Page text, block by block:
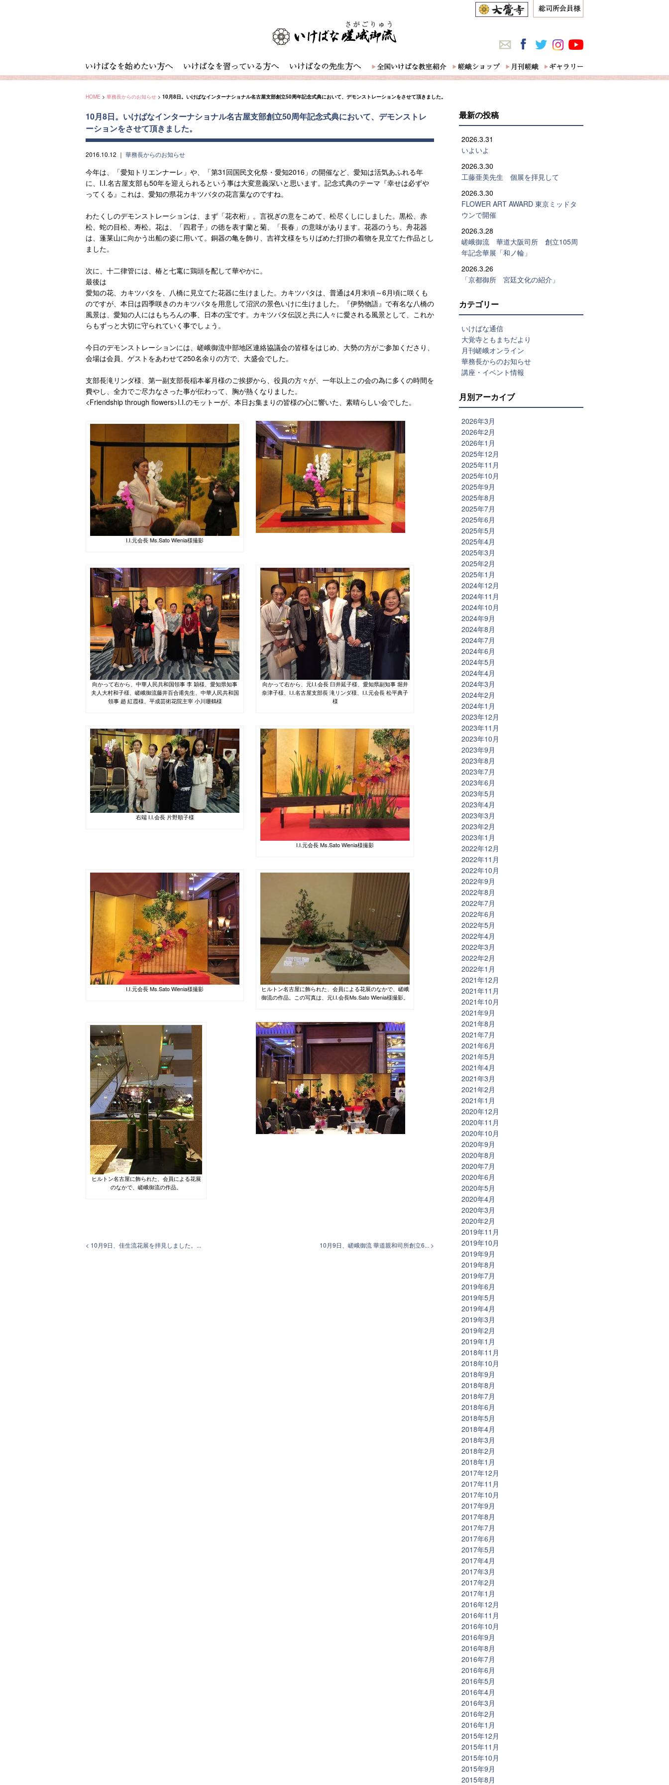
HOME > 華務長からのお知らせ > 10月8日。いけばなインターナショナル名古屋支部創立50周年記念式典において、デモンストレーションをさせて頂きました。
10月8日。いけばなインターナショナル名古屋支部創立50周年記念式典において、デモンストレ
ーションをさせて頂きました。
2016.10.12 ｜ 華務長からのお知らせ
今年は、「愛知トリエンナーレ」や、「第31回国民文化祭・愛知2016」の開催など、愛知は活気あふれる年
に、I.I.名古屋支部も50年を迎えられるという事は大変意義深いと思います。記念式典のテーマ『幸せは必ずや
ってくる』これは、愛知の県花カキツバタの花言葉なのですね。
わたくしのデモンストレーションは、まず「花衣桁」。言祝ぎの意をこめて、松尽くしにしました。黒松、赤
松、蛇の目松、寿松。花は、「四君子」の徳を表す蘭と菊、「長春」の意味があります。花器のうち、舟花器
は、蓬莱山に向かう出船の姿に用いて。銅器の亀を飾り、吉祥文様をちりばめた打掛の着物を見立てた作品とし
ました。
次に、十二律管には、椿と七竃に鶏頭を配して華やかに。
最後は
愛知の花、カキツバタを、八橋に見立てた花器に生けました。カキツバタは、普通は4月末頃～6月頃に咲くも
のですが、本日は四季咲きのカキツバタを用意して沼沢の景色いけに生けました。『伊勢物語』で有名な八橋の
風景は、愛知の人にはもちろんの事、日本の宝です。カキツバタ伝説と共に人々に愛される風景として、これか
らもずっと大切に守られていく事でしょう。
今日のデモンストレーションには、嵯峨御流中部地区連絡協議会の皆様をはじめ、大勢の方がご参加くださり、
会場は会員、ゲストをあわせて250名余りの方で、大盛会でした。
支部長滝リンダ様、第一副支部長稲本峯月様のご挨拶から、役員の方々が、一年以上この会の為に多くの時間を
費やし、全力でご尽力なさった事が伝わって、胸が熱くなりました。
<Friendship through flowers>I.I.のモットーが、本日お集まりの皆様の心に響いた、素晴らしい会でした。
I.I.元会長 Ms.Sato Wienia様撮影
向かって右から、中華人民共和国領事 李 穎様、愛知県知事
夫人大村和子様、嵯峨御流藤井百合甫先生、中華人民共和国
領事 趙 紅霞様、平成芸術花院主宰 小川珊鶴様
向かって右から、元I.I.会長 臼井延子様、愛知県副知事 堀井
奈津子様、I.I.名古屋支部長 滝リンダ様、I.I.元会長 松平典子
様
右端 I.I.会長 片野順子様
I.I.元会長 Ms.Sato Wienia様撮影
I.I.元会長 Ms.Sato Wienia様撮影
ヒルトン名古屋に飾られた、会員による花展のなかで、嵯峨
御流の作品。この写真は、元I.I.会長Ms.Sato Wienia様撮影。
ヒルトン名古屋に飾られた、会員による花展
のなかで、嵯峨御流の作品。
< 10月9日、佳生流花展を拝見しました。... 10月9日、嵯峨御流 華道親和司所創立6... >
最新の投稿
2026.3.31
いよいよ
2026.3.30
工藤亜美先生 個展を拝見して
2026.3.30
FLOWER ART AWARD 東京ミッドタ
ウンで開催
2026.3.28
嵯峨御流 華道大阪司所 創立105周
年記念華展「和ノ輪」
2026.3.26
「京都御所 宮廷文化の紹介」
カテゴリー
いけばな通信
大覚寺ともまちだより
月刊嵯峨オンライン
華務長からのお知らせ
講座・イベント情報
月別アーカイブ
2026年3月
2026年2月
2026年1月
2025年12月
2025年11月
2025年10月
2025年9月
2025年8月
2025年7月
2025年6月
2025年5月
2025年4月
2025年3月
2025年2月
2025年1月
2024年12月
2024年11月
2024年10月
2024年9月
2024年8月
2024年7月
2024年6月
2024年5月
2024年4月
2024年3月
2024年2月
2024年1月
2023年12月
2023年11月
2023年10月
2023年9月
2023年8月
2023年7月
2023年6月
2023年5月
2023年4月
2023年3月
2023年2月
2023年1月
2022年12月
2022年11月
2022年10月
2022年9月
2022年8月
2022年7月
2022年6月
2022年5月
2022年4月
2022年3月
2022年2月
2022年1月
2021年12月
2021年11月
2021年10月
2021年9月
2021年8月
2021年7月
2021年6月
2021年5月
2021年4月
2021年3月
2021年2月
2021年1月
2020年12月
2020年11月
2020年10月
2020年9月
2020年8月
2020年7月
2020年6月
2020年5月
2020年4月
2020年3月
2020年2月
2019年11月
2019年10月
2019年9月
2019年8月
2019年7月
2019年6月
2019年5月
2019年4月
2019年3月
2019年2月
2019年1月
2018年11月
2018年10月
2018年9月
2018年8月
2018年7月
2018年6月
2018年5月
2018年4月
2018年3月
2018年2月
2018年1月
2017年12月
2017年11月
2017年10月
2017年9月
2017年8月
2017年7月
2017年6月
2017年5月
2017年4月
2017年3月
2017年2月
2017年1月
2016年12月
2016年11月
2016年10月
2016年9月
2016年8月
2016年7月
2016年6月
2016年5月
2016年4月
2016年3月
2016年2月
2016年1月
2015年12月
2015年11月
2015年10月
2015年9月
2015年8月